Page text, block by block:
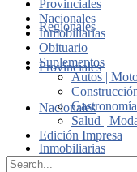
Regionales
Provinciales
Nacionales
Inmobiliarias
Provinciales
Nacionales
Inmobiliarias
Obituario
Suplementos
Autos |
Salud |
Edición Impresa